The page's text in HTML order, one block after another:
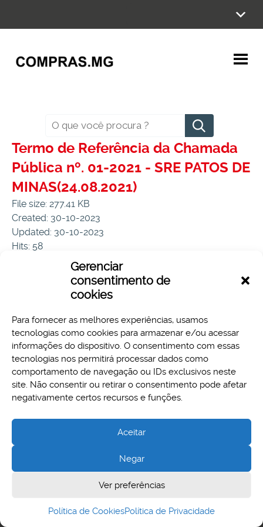
Gerenciar
consentimento de
cookies
Para fornecer as melhores experiências, usamos
tecnologias como cookies para armazenar e/ou acessar
informações do dispositivo. O consentimento com essas
tecnologias nos permitirá processar dados como
comportamento de navegação ou IDs exclusivos neste
site. Não consentir ou retirar o consentimento pode afetar
negativamente certos recursos e funções.
Aceitar
Negar
Ver preferências
Política de CookiesPolítica de Privacidade
Pesquisar
Termo de Referência da Chamada
Pública nº. 01-2021 - SRE PATOS DE
MINAS(24.08.2021)
File size: 277.41 KB
Created: 30-10-2023
Updated: 30-10-2023
Hits: 58
Download Preview
Aspectos legais e responsabilidades
Política de Privacidade
Cidade Administrativa - Rodovia Papa João Paulo II, 3777 -
Serra Verde, Belo Horizonte, MG - CEP 31630-903